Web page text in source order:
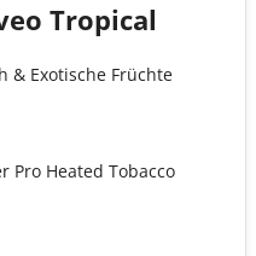
Tropical
& Exotische Früchte
Pro Heated Tobacco